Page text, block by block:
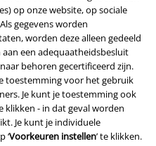
op onze website, op sociale
gegevens worden
worden deze alleen gedeeld
een adequaatheidsbesluit
behoren gecertificeerd zijn.
toestemming voor het gebruik
Je kunt je toestemming ook
klikken - in dat geval worden
Je kunt je individuele
‘Voorkeuren instellen’ te klikken.